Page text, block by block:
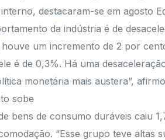
destacaram-se em agosto
da indústria é de
um incremento de 2 por
é de 0,3%. Há uma
monetária mais austera”,
sobe
bens de consumo duráveis caiu
“Esse grupo teve